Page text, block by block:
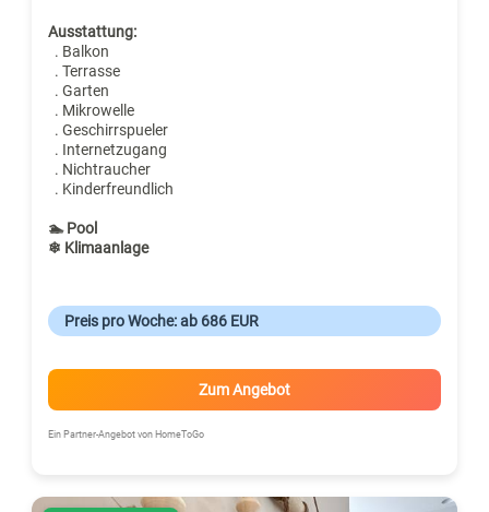
Ausstattung:
. Balkon
. Terrasse
. Garten
. Mikrowelle
. Geschirrspueler
. Internetzugang
. Nichtraucher
. Kinderfreundlich
🏊 Pool
❄ Klimaanlage
Preis pro Woche: ab 686 EUR
Zum Angebot
Ein Partner-Angebot von HomeToGo